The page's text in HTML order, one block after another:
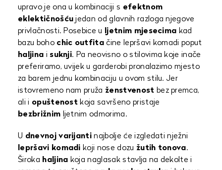
upravo je ona u kombinaciji s efektnom
eklektičnošću jedan od glavnih razloga njegove
privlačnosti. Posebice u
ljetnim mjesecima kad
bazu boho chic outfita čine lepršavi komadi poput
haljina i suknji. Pa neovisno o stilovima koje inače
preferiramo, uvijek u garderobi pronalazimo mjesto
za barem jednu kombinaciju u ovom stilu. Jer
istovremeno nam pruža ženstvenost bez premca,
ali i opuštenost koja savršeno pristaje
bezbrižnim ljetnim odmorima.
U dnevnoj varijanti najbolje će izgledati nježni
lepršavi komadi koji nose dozu žutih tonova.
Široka haljina koja naglasak stavlja na dekolte i